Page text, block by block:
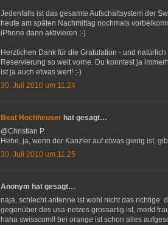
Jedenfalls ist das gesamte Aufschaltsystem der
heute am späten Nachmittag nochmals
iPhone dann aktivieren ;-)
Herzlichen Dank für die Gratulation - und
Reservierung so weit vorne. Du konntest ja
ist ja auch etwas wert! ;-)
30. Juli 2010 um 11:24
Beat Hochheuser hat gesagt…
@Christian P.
Hehe, ja, wenn der Kanzler auf etwas gierig ist,
30. Juli 2010 um 11:25
Anonym hat gesagt…
naja, schlecht antenne ist wohl nicht das richtige.
gegenüber des usa-netzes grossartig ist, merkt
haha swisscom!! bei orange ist schon alles